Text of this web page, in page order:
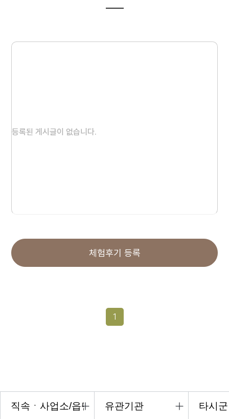
등록된 게시글이 없습니다.
체험후기 등록
1